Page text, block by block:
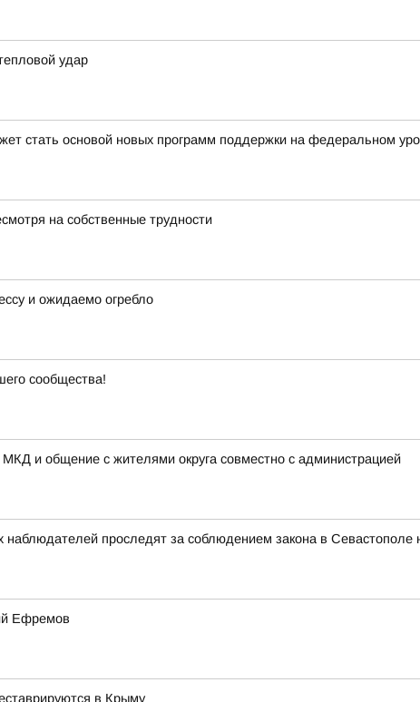
удар
стать основой новых программ поддержки на федеральном
на собственные трудности
и ожидаемо огребло
сообщества!
и общение с жителями округа совместно с администрацией
наблюдателей проследят за соблюдением закона в
Ефремов
в Крыму